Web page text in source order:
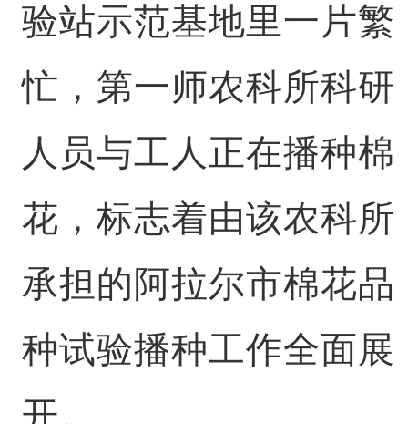
验站示范基地里一片繁
忙，第一师农科所科研
人员与工人正在播种棉
花，标志着由该农科所
承担的阿拉尔市棉花品
种试验播种工作全面展
开。